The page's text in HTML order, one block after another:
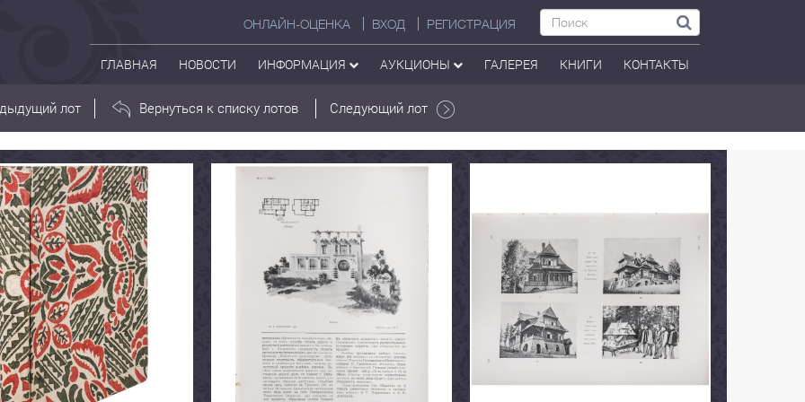
ОНЛАЙН-ОЦЕНКА ВХОД РЕГИСТРАЦИЯ
ГЛАВНАЯ НОВОСТИ ИНФОРМАЦИЯ АУКЦИОНЫ ГАЛЕРЕЯ КНИГИ КОНТАКТЫ
лот Вернуться к списку лотов Следующий лот